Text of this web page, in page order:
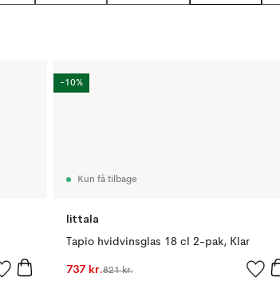
Kun få tilbage
Iittala
Tapio hvidvinsglas 18 cl 2-pak, Klar
737 kr.821 kr.
-10%